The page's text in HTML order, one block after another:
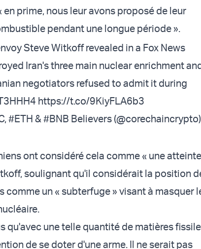
en prime, nous leur avons proposé de leur
pendant une longue période ».
Steve Witkoff revealed in a Fox News
Iran's three main nuclear enrichment
negotiators refused to admit it during
https://t.co/9KiyFLA6b3
#ETH & #BNB Believers (@corechaincrypto)
ont considéré cela comme « une
soulignant qu'il considérait la position
comme un « subterfuge » visant à masquer
qu'avec une telle quantité de matières
de se doter d'une arme. Il ne serait pas